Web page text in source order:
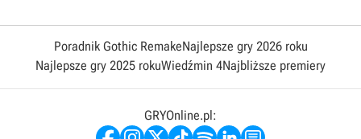
Poradnik Gothic RemakeNajlepsze gry 2026 roku
Najlepsze gry 2025 rokuWiedźmin 4Najbliższe premiery
GRYOnline.pl: